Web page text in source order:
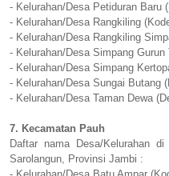
- Kelurahan/Desa Petiduran Baru
- Kelurahan/Desa Rangkiling
- Kelurahan/Desa Rangkiling
- Kelurahan/Desa Simpang
- Kelurahan/Desa Simpang
- Kelurahan/Desa Sungai Butang
- Kelurahan/Desa Taman Dewa
7. Kecamatan Pauh
Daftar nama Desa/Kelurahan
Sarolangun, Provinsi Jambi :